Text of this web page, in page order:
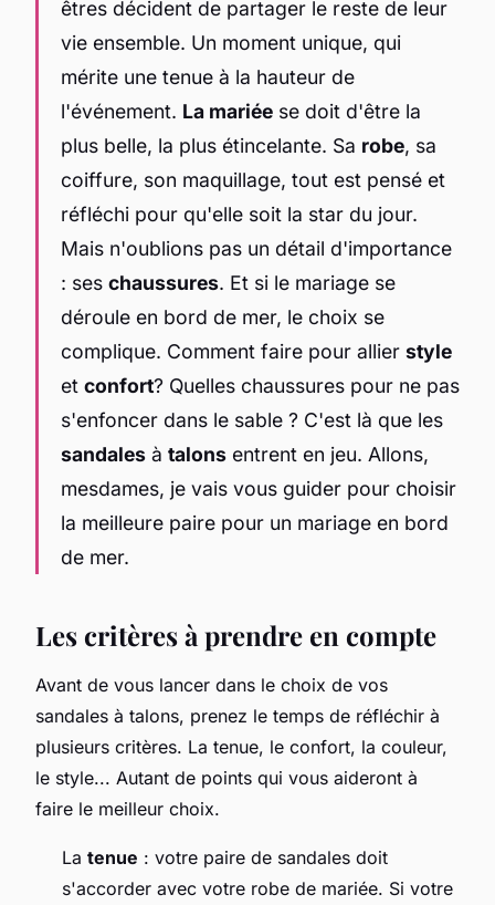
êtres décident de partager le reste de leur
vie ensemble. Un moment unique, qui
mérite une tenue à la hauteur de
l'événement. La mariée se doit d'être la
plus belle, la plus étincelante. Sa robe, sa
coiffure, son maquillage, tout est pensé et
réfléchi pour qu'elle soit la star du jour.
Mais n'oublions pas un détail d'importance
: ses chaussures. Et si le mariage se
déroule en bord de mer, le choix se
complique. Comment faire pour allier style
et confort? Quelles chaussures pour ne pas
s'enfoncer dans le sable ? C'est là que les
sandales à talons entrent en jeu. Allons,
mesdames, je vais vous guider pour choisir
la meilleure paire pour un mariage en bord
de mer.
Les critères à prendre en compte
Avant de vous lancer dans le choix de vos
sandales à talons, prenez le temps de réfléchir à
plusieurs critères. La tenue, le confort, la couleur,
le style... Autant de points qui vous aideront à
faire le meilleur choix.
La tenue : votre paire de sandales doit
s'accorder avec votre robe de mariée. Si votre